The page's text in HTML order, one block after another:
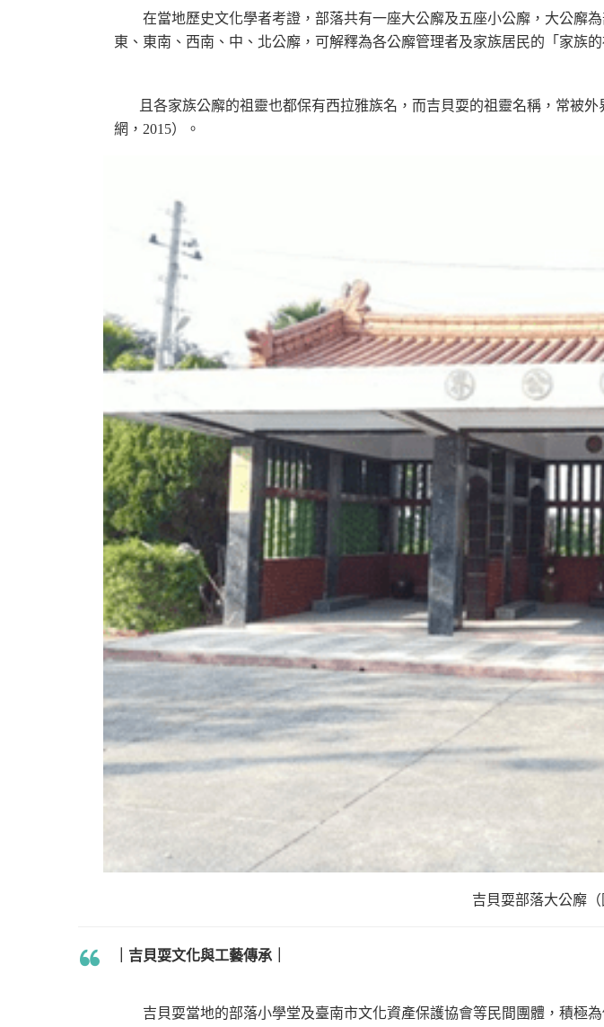
在當地歷史文化學者考證，部落共有一座大公廨及五座小公廨，大公廨
東、東南、西南、中、北公廨，可解釋為各公廨管理者及家族居民的「家族
且各家族公廨的祖靈也都保有西拉雅族名，而吉貝耍的祖靈名稱，常被
網，2015）。
吉貝耍部落大公廨（
｜吉貝耍文化與工藝傳承｜
吉貝耍當地的部落小學堂及臺南市文化資產保護協會等民間團體，積極